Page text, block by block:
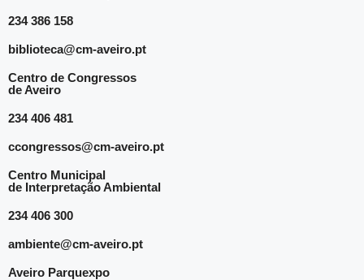
234 386 158
biblioteca@cm-aveiro.pt
Centro de Congressos
de Aveiro
234 406 481
ccongressos@cm-aveiro.pt
Centro Municipal
de Interpretação Ambiental
234 406 300
ambiente@cm-aveiro.pt
Aveiro Parquexpo